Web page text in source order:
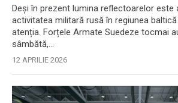
Deși în prezent lumina reflectoarelor este
activitatea militară rusă în regiunea
atenția. Forțele Armate Suedeze tocmai
sâmbătă,...
12 APRILIE 2026